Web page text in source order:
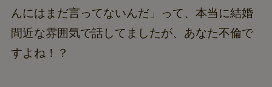
んにはまだ言ってないんだ」って、本当に結婚
間近な雰囲気で話してましたが、あなた不倫で
すよね！？